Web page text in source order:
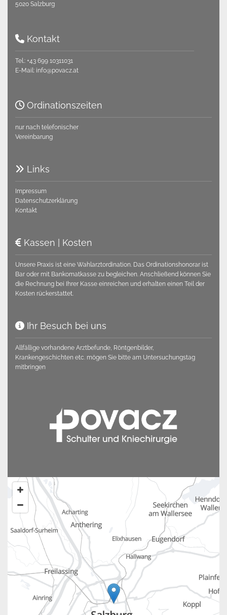
5020 Salzburg
 Kontakt
Tel.: +43 699 10311031
E-Mail: info@povacz.at
 Ordinationszeiten
nur nach telefonischer
Vereinbarung
 Links
Impressum
Datenschutzerklärung
Kontakt
 Kassen | Kosten
Unsere Praxis ist eine Wahlarztordination. Das Ordinationshonorar ist
Bar oder mit Bankomatkasse zu begleichen. Anschließend können Sie
die Rechnung bei Ihrer Kasse einreichen und erhalten einen Teil der
Kosten rückerstattet.
 Ihr Besuch bei uns
Allfällige vorhandene Arztbefunde, Röntgenbilder,
Krankengeschichten etc. mögen Sie bitte am Untersuchungstag
mitbringen